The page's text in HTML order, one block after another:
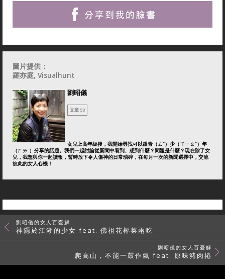
圖片提供：
羅亦庭, Visualhunt
劉昭儀
文章 58
女兒上高年級後，我開始尋找可以跟青（ㄙˇ）少（ㄒㄧㄠˇ）年
（ㄏㄞˊ）分享的話題。我們一起討論從新聞中看到、想到什麼？問題是什麼？現在除了女
兒，我想與你一起讀報，暫時放下令人傷神的日常瑣碎，在每月一次的新聞選擇中，交流
彼此的女人心機！
劉昭儀的女人百憂解
神隱於江湖的少女 feat. 佛祖花椰菜兩吃
劉昭儀的女人百憂解
爬高山，不能一鼓作氣 feat. 原味豬肉捲